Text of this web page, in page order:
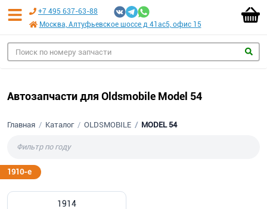
+7 495 637-63-88
Москва, Алтуфьевское шоссе д 41ас5, офис 15
Автозапчасти для Oldsmobile Model 54
Главная Каталог OLDSMOBILE MODEL 54
1910-е
1914